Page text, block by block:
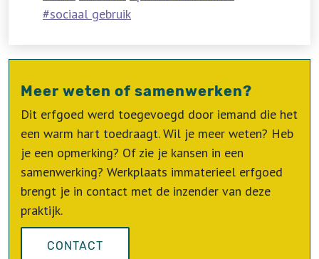
sociaal gebruik
Meer weten of samenwerken?
Dit erfgoed werd toegevoegd door iemand die het
een warm hart toedraagt. Wil je meer weten? Heb
je een opmerking? Of zie je kansen in een
samenwerking? Werkplaats immaterieel erfgoed
brengt je in contact met de inzender van deze
praktijk.
CONTACT